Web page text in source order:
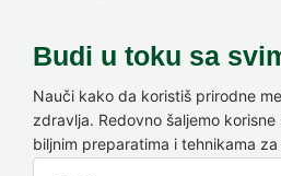
Budi u toku sa
Nauči kako da koristiš prirodne
zdravlja. Redovno šaljemo
biljnim preparatima i tehnikama